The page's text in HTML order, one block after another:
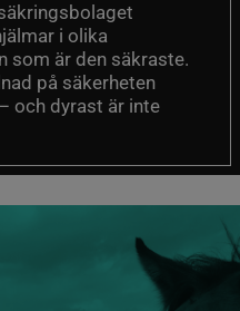
i olika
som är den säkraste.
på säkerheten
och dyrast är inte